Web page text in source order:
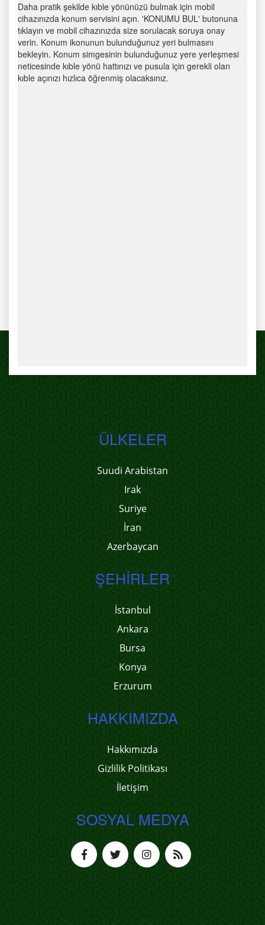
Daha pratik şekilde kıble yönünüzü bulmak için mobil
cihazınızda konum servisini açın. 'KONUMU BUL' butonuna
tıklayın ve mobil cihazınızda size sorulacak soruya onay
verin. Konum ikonunun bulunduğunuz yeri bulmasını
bekleyin. Konum simgesinin bulunduğunuz yere yerleşmesi
neticesinde kıble yönü hattınızı ve pusula için gerekli olan
kıble açınızı hızlıca öğrenmiş olacaksınız.
ÜLKELER
Suudi Arabistan
Irak
Suriye
İran
Azerbaycan
ŞEHIRLER
İstanbul
Ankara
Bursa
Konya
Erzurum
HAKKIMIZDA
Hakkımızda
Gizlilik Politikası
İletişim
SOSYAL MEDYA